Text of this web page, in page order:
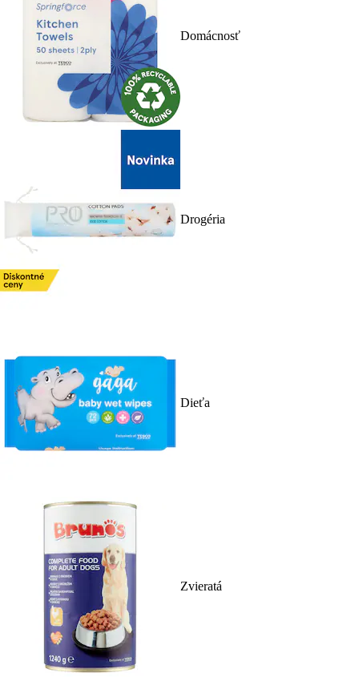
Domácnosť
Drogéria
Dieťa
Zvieratá